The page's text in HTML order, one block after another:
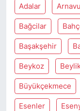
Adalar
Bağcilar
Başakşehir
Beykoz
Büyükçekmece
Esenler